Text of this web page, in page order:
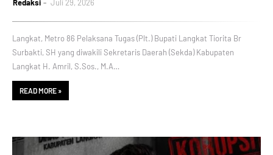
Redaksi Juli 29, 2026
Langkat, Metro 86 Pelaksana Tugas (Plt.) Bupati Langkat Tiorita Br
Surbakti, SH yang diwakili Sekretaris Daerah (Sekda) Kabupaten
Langkat H. Amril, S.Sos., M.A…
READ MORE »